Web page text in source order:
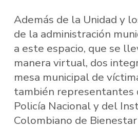
Además de la Unidad y
de la administración
a este espacio, que se
manera virtual, dos
mesa municipal de
también representantes
Policía Nacional y del
Colombiano de